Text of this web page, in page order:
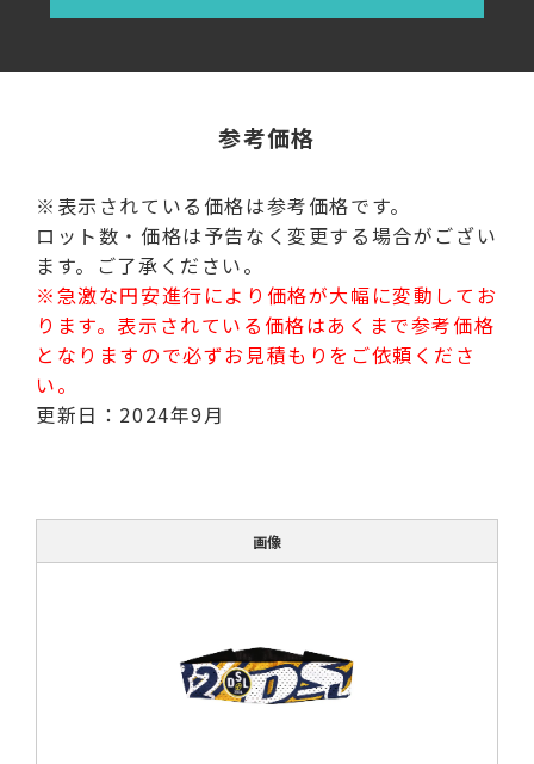
参考価格
※表示されている価格は参考価格です。
ロット数・価格は予告なく変更する場合がござい
ます。ご了承ください。
※急激な円安進行により価格が大幅に変動してお
ります。表示されている価格はあくまで参考価格
となりますので必ずお見積もりをご依頼くださ
い。
更新日：2024年9月
画像